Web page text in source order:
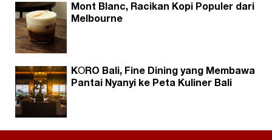
Mont Blanc, Racikan Kopi Populer dari
Melbourne
KŌRO Bali, Fine Dining yang Membawa
Pantai Nyanyi ke Peta Kuliner Bali